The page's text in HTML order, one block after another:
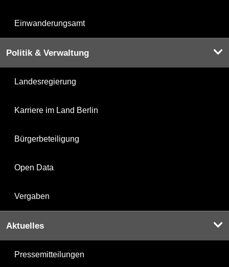
Einwanderungsamt
Politik & Verwaltung
Landesregierung
Karriere im Land Berlin
Bürgerbeteiligung
Open Data
Vergaben
Aktuelles
Pressemitteilungen